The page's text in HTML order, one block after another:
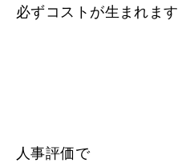
必ずコストが生まれます
人事評価で